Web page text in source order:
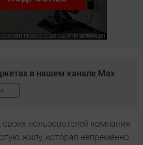
в нашем канале Max
пользователей компания
жилу, которая непременно